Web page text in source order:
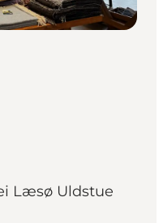
Læsø Uldstue